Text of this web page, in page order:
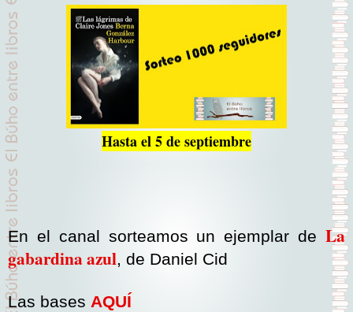
Hasta el 5 de septiembre
En el canal sorteamos un ejemplar de La
gabardina azul, de Daniel Cid
Las bases AQUÍ